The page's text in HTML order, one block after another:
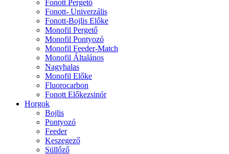
Fonott Pergető
Fonott- Univerzális
Fonott-Bojlis Előke
Monofil Pergető
Monofil Pontyozó
Monofil Feeder-Match
Monofil Általános
Nagyhalas
Monofil Előke
Fluorocarbon
Fonott Előkezsinór
Horgok
Bojlis
Pontyozó
Feeder
Keszegező
Süllőző